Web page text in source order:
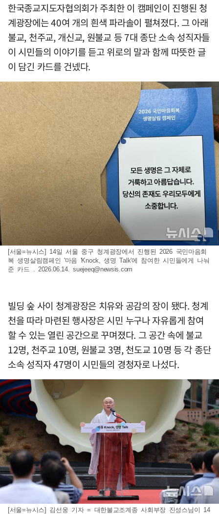
한국종교지도자협의회가 주최한 이 캠페인이 진행된 청
계광장에는 40여 개의 흰색 파라솔이 펼쳐졌다. 그 아래
불교, 천주교, 개신교, 원불교 등 7대 종단 소속 성직자들
이 시민들의 이야기를 듣고 위로의 말과 함께 따뜻한 글
이 담긴 카드를 건넸다.
[서울=뉴시스] 14일 서울 중구 청계광장에서 진행된 2026 국민마음회
복 생명살림캠페인 '마음 'Knock, 생명 Talk'에 참여한 시민들에게 나눠
준 카드 . 2026.06.14.suejeeq@newsis.com
빌딩 숲 사이 청계광장은 치유와 공감의 장이 됐다. 청계
천을 따라 마련된 행사장은 시민 누구나 자유롭게 참여
할 수 있는 열린 공간으로 꾸며졌다. 그 공간 속에 불교
12명, 천주교 10명, 원불교 3명, 천도교 10명 등 각 종단
소속 성직자 47명이 시민들의 경청자로 나섰다.
[서울=뉴시스] 김선웅 기자 = 대한불교조계종 사회부장 진성스님이 14